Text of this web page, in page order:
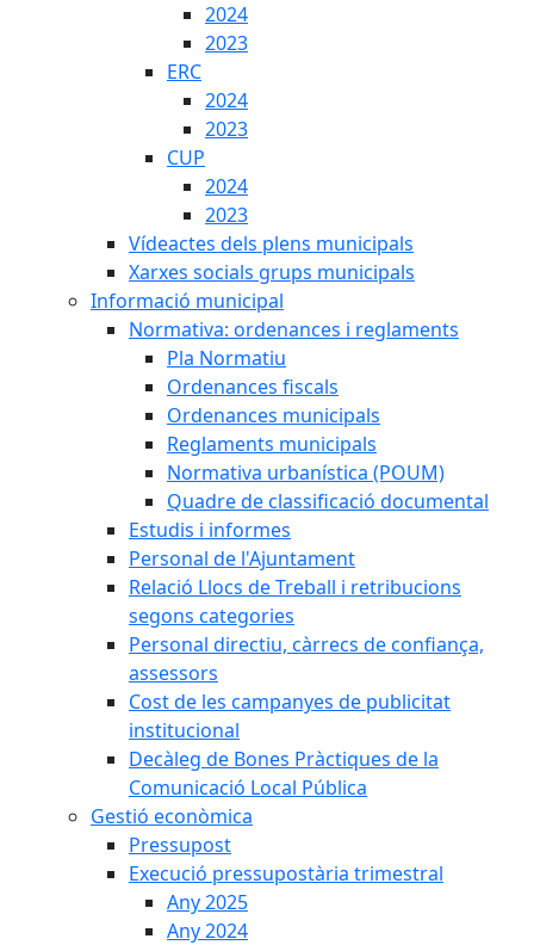
2024
2023
ERC
2024
2023
CUP
2024
2023
Vídeactes dels plens municipals
Xarxes socials grups municipals
Informació municipal
Normativa: ordenances i reglaments
Pla Normatiu
Ordenances fiscals
Ordenances municipals
Reglaments municipals
Normativa urbanística (POUM)
Quadre de classificació documental
Estudis i informes
Personal de l'Ajuntament
Relació Llocs de Treball i retribucions
segons categories
Personal directiu, càrrecs de confiança,
assessors
Cost de les campanyes de publicitat
institucional
Decàleg de Bones Pràctiques de la
Comunicació Local Pública
Gestió econòmica
Pressupost
Execució pressupostària trimestral
Any 2025
Any 2024